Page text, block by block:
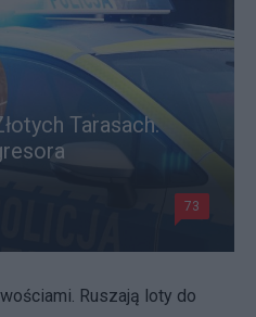
Tarasach.
73
Ruszają loty do